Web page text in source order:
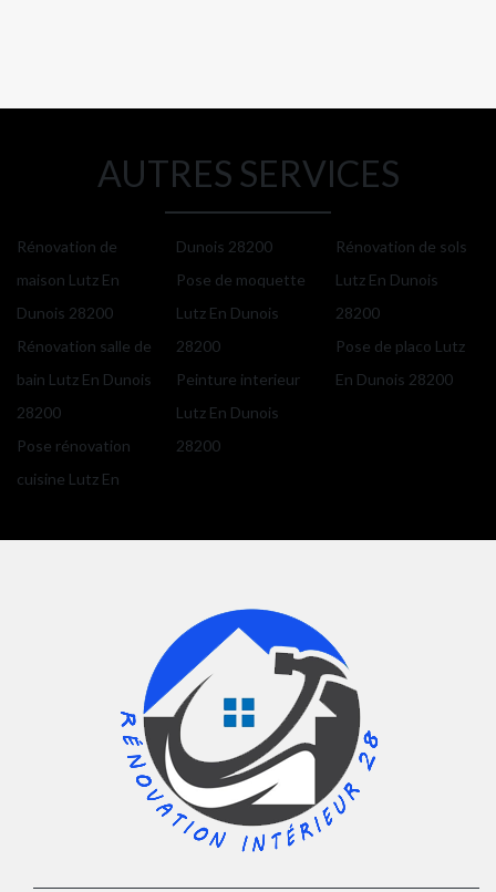
AUTRES SERVICES
Rénovation de
maison Lutz En
Dunois 28200
Rénovation salle de
bain Lutz En Dunois
28200
Pose rénovation
cuisine Lutz En
Dunois 28200
Pose de moquette
Lutz En Dunois
28200
Peinture interieur
Lutz En Dunois
28200
Rénovation de sols
Lutz En Dunois
28200
Pose de placo Lutz
En Dunois 28200